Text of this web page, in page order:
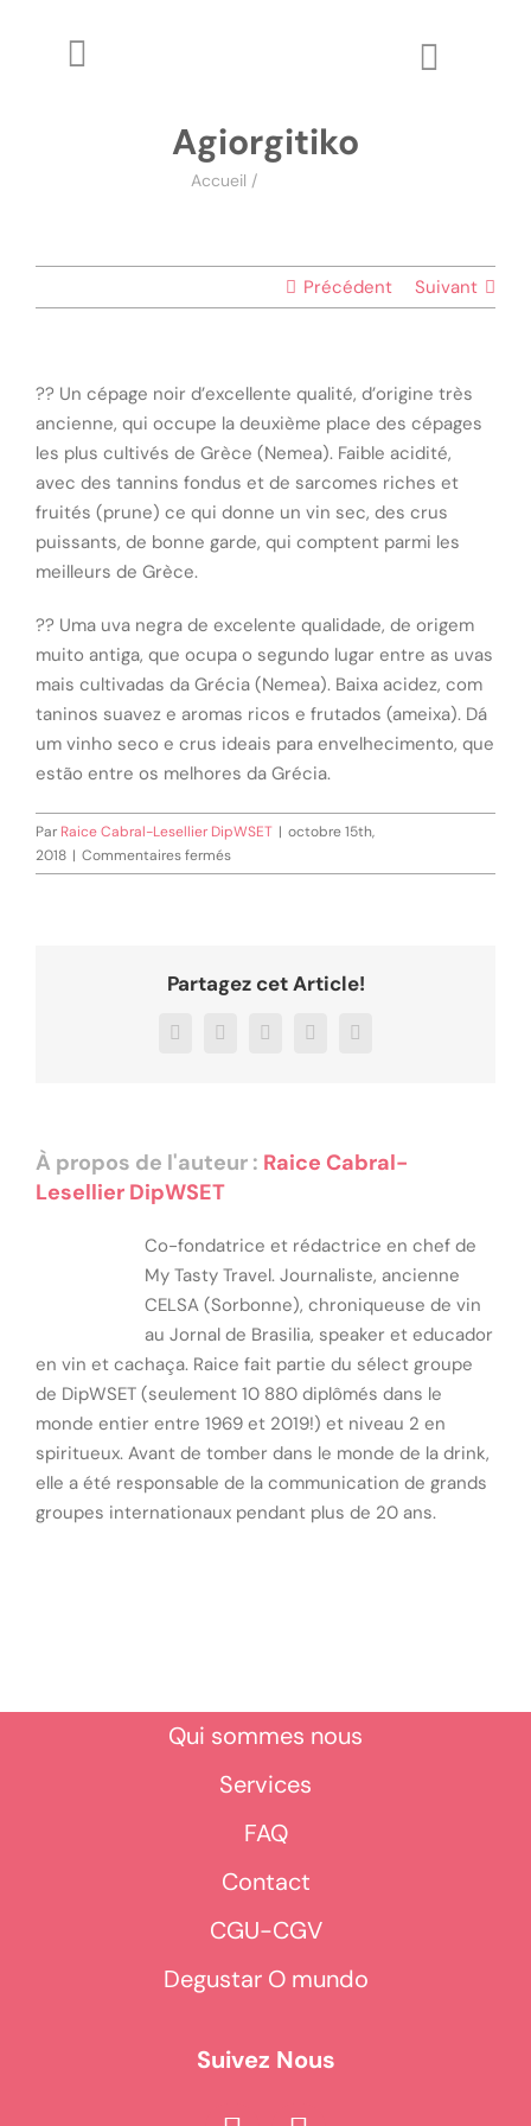
Toggle
Navigation
The WineZine
Toggle
Agiorgitiko
Accueil /
Précédent Suivant
?? Un cépage noir d’excellente qualité, d’origine très
ancienne, qui occupe la deuxième place des cépages
les plus cultivés de Grèce (Nemea). Faible acidité,
avec des tannins fondus et de sarcomes riches et
fruités (prune) ce qui donne un vin sec, des crus
puissants, de bonne garde, qui comptent parmi les
meilleurs de Grèce.
?? Uma uva negra de excelente qualidade, de origem
muito antiga, que ocupa o segundo lugar entre as uvas
mais cultivadas da Grécia (Nemea). Baixa acidez, com
taninos suavez e aromas ricos e frutados (ameixa). Dá
um vinho seco e crus ideais para envelhecimento, que
estão entre os melhores da Grécia.
Par Raice Cabral-Lesellier DipWSET | octobre 15th,
2018 | Commentaires ferméssur
Agiorgitiko
Partagez cet Article!
Facebook
X LinkedInWhatsApp
Email
À propos de l'auteur : Raice Cabral-
Lesellier DipWSET
Co-fondatrice et rédactrice en chef de
My Tasty Travel. Journaliste, ancienne
CELSA (Sorbonne), chroniqueuse de vin
au Jornal de Brasilia, speaker et educador
en vin et cachaça. Raice fait partie du sélect groupe
de DipWSET (seulement 10 880 diplômés dans le
monde entier entre 1969 et 2019!) et niveau 2 en
spiritueux. Avant de tomber dans le monde de la drink,
elle a été responsable de la communication de grands
groupes internationaux pendant plus de 20 ans.
Qui sommes nous
Services
FAQ
Contact
CGU-CGV
Degustar O mundo
Suivez Nous